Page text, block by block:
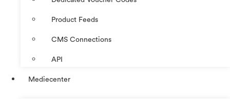
Product Feeds
CMS Connections
API
Mediecenter